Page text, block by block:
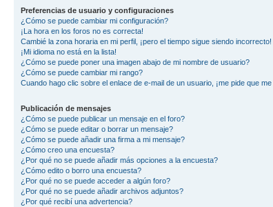
Preferencias de usuario y configuraciones
¿Cómo se puede cambiar mi configuración?
¡La hora en los foros no es correcta!
Cambié la zona horaria en mi perfil, ¡pero el tiempo sigue siendo incorrecto!
¡Mi idioma no está en la lista!
¿Cómo se puede poner una imagen abajo de mi nombre de usuario?
¿Cómo se puede cambiar mi rango?
Cuando hago clic sobre el enlace de e-mail de un usuario, ¡me pide que
Publicación de mensajes
¿Cómo se puede publicar un mensaje en el foro?
¿Cómo se puede editar o borrar un mensaje?
¿Cómo se puede añadir una firma a mi mensaje?
¿Cómo creo una encuesta?
¿Por qué no se puede añadir más opciones a la encuesta?
¿Cómo edito o borro una encuesta?
¿Por qué no se puede acceder a algún foro?
¿Por qué no se puede añadir archivos adjuntos?
¿Por qué recibí una advertencia?